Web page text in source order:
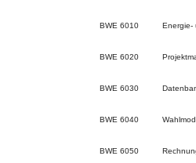
BWE 6010 Energie-
BWE 6020
BWE 6030
BWE 6040
BWE 6050